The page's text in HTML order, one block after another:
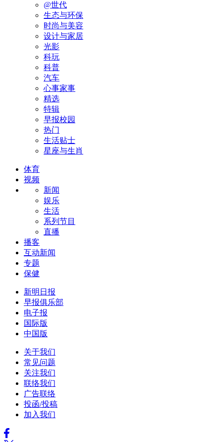
@世代
生态与环保
时尚与美容
设计与家居
光影
科玩
科普
汽车
心事家事
精选
特辑
早报校园
热门
生活贴士
星座与生肖
体育
视频
新闻
娱乐
生活
系列节目
直播
播客
互动新闻
专题
保健
新明日报
早报俱乐部
电子报
国际版
中国版
关于我们
常见问题
关注我们
联络我们
广告联络
投函/投稿
加入我们